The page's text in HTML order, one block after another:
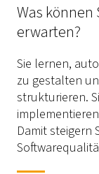
Was
erwarten?
Sie lernen,
zu gestalten
strukturieren.
Damit steigern